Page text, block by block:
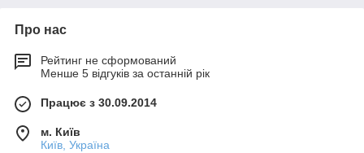
Про нас
Рейтинг не сформований
Менше 5 відгуків за останній рік
Працює з 30.09.2014
м. Київ
Київ, Україна